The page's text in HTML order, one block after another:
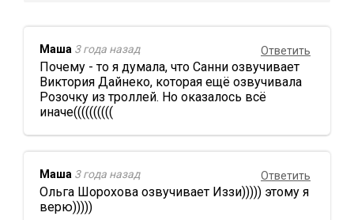
Ответить
Маша 3 года назад
Почему - то я думала, что Санни озвучивает
Виктория Дайнеко, которая ещё озвучивала
Розочку из троллей. Но оказалось всё
иначе((((((((((
Ответить
Маша 3 года назад
Ольга Шорохова озвучивает Иззи))))) этому я
верю)))))